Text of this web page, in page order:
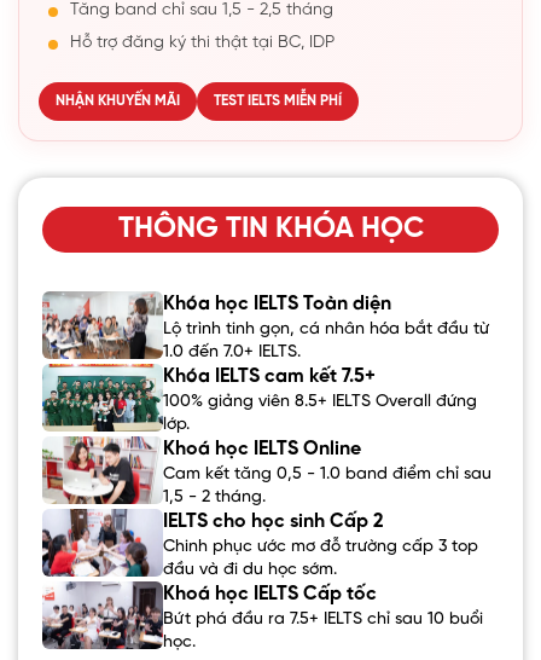
Tăng band chỉ sau 1,5 - 2,5 tháng
Hỗ trợ đăng ký thi thật tại BC, IDP
NHẬN KHUYẾN MÃI TEST IELTS MIỄN PHÍ
THÔNG TIN KHÓA HỌC
Khóa học IELTS Toàn diện
Lộ trình tinh gọn, cá nhân hóa bắt đầu từ
1.0 đến 7.0+ IELTS.
Khóa IELTS cam kết 7.5+
100% giảng viên 8.5+ IELTS Overall đứng
lớp.
Khoá học IELTS Online
Cam kết tăng 0,5 - 1.0 band điểm chỉ sau
1,5 - 2 tháng.
IELTS cho học sinh Cấp 2
Chinh phục ước mơ đỗ trường cấp 3 top
đầu và đi du học sớm.
Khoá học IELTS Cấp tốc
Bứt phá đầu ra 7.5+ IELTS chỉ sau 10 buổi
học.